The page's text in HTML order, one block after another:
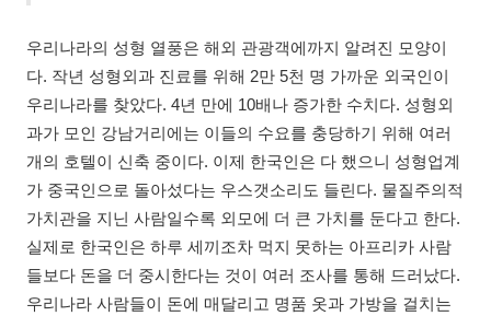
우리나라의 성형 열풍은 해외 관광객에까지 알려진 모양이
다. 작년 성형외과 진료를 위해 2만 5천 명 가까운 외국인이
우리나라를 찾았다. 4년 만에 10배나 증가한 수치다. 성형외
과가 모인 강남거리에는 이들의 수요를 충당하기 위해 여러
개의 호텔이 신축 중이다. 이제 한국인은 다 했으니 성형업계
가 중국인으로 돌아섰다는 우스갯소리도 들린다. 물질주의적
가치관을 지닌 사람일수록 외모에 더 큰 가치를 둔다고 한다.
실제로 한국인은 하루 세끼조차 먹지 못하는 아프리카 사람
들보다 돈을 더 중시한다는 것이 여러 조사를 통해 드러났다.
우리나라 사람들이 돈에 매달리고 명품 옷과 가방을 걸치는